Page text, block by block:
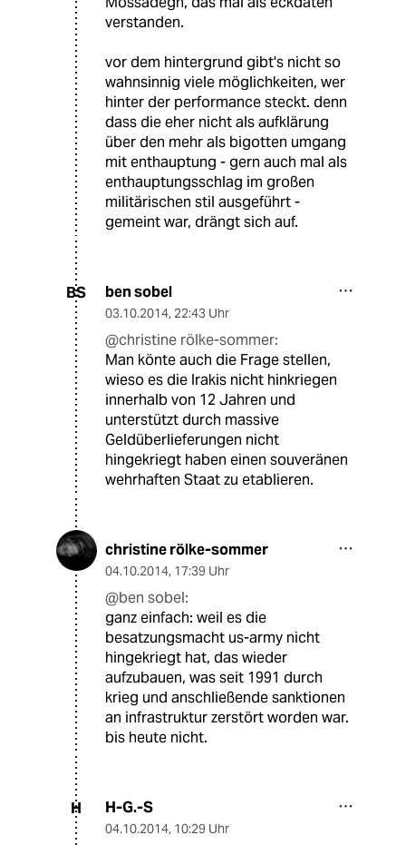
verstanden.
vor dem hintergrund gibt's nicht so
wahnsinnig viele möglichkeiten, wer
hinter der performance steckt. denn
dass die eher nicht als aufklärung
über den mehr als bigotten umgang
mit enthauptung - gern auch mal als
enthauptungsschlag im großen
militärischen stil ausgeführt -
gemeint war, drängt sich auf.
BS ben sobel
03.10.2014, 22:43 Uhr
@christine rölke-sommer:
Man könte auch die Frage stellen,
wieso es die Irakis nicht hinkriegen
innerhalb von 12 Jahren und
unterstützt durch massive
Geldüberlieferungen nicht
hingekriegt haben einen souveränen
wehrhaften Staat zu etablieren.
christine rölke-sommer
04.10.2014, 17:39 Uhr
@ben sobel:
ganz einfach: weil es die
besatzungsmacht us-army nicht
hingekriegt hat, das wieder
aufzubauen, was seit 1991 durch
krieg und anschließende sanktionen
an infrastruktur zerstört worden war.
bis heute nicht.
H H-G.-S
04.10.2014, 10:29 Uhr